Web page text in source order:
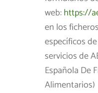
web:https://
en los
específicos
servicios de
Española De
Alimentarios)